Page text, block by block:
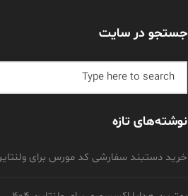
جستجو در سایت
Search for:
نوشته‌های تازه
خرید دستبند سفارشی کد مورس برای ولنتاین